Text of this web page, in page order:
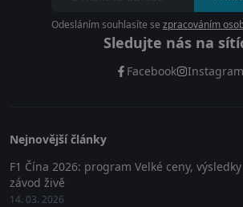
Odesláním souhlasíte se zpracováním
Sledujte nás na
Facebook Instagram
Nejnovější články
F1 Čína 2026: program Velké ceny,
závod živě
14. 03. 2026